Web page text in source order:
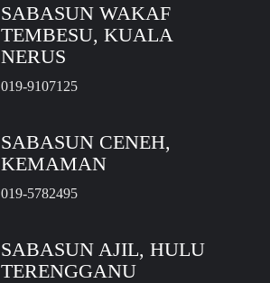
SABASUN WAKAF
TEMBESU, KUALA
NERUS
019-9107125
SABASUN CENEH,
KEMAMAN
019-5782495
SABASUN AJIL, HULU
TERENGGANU